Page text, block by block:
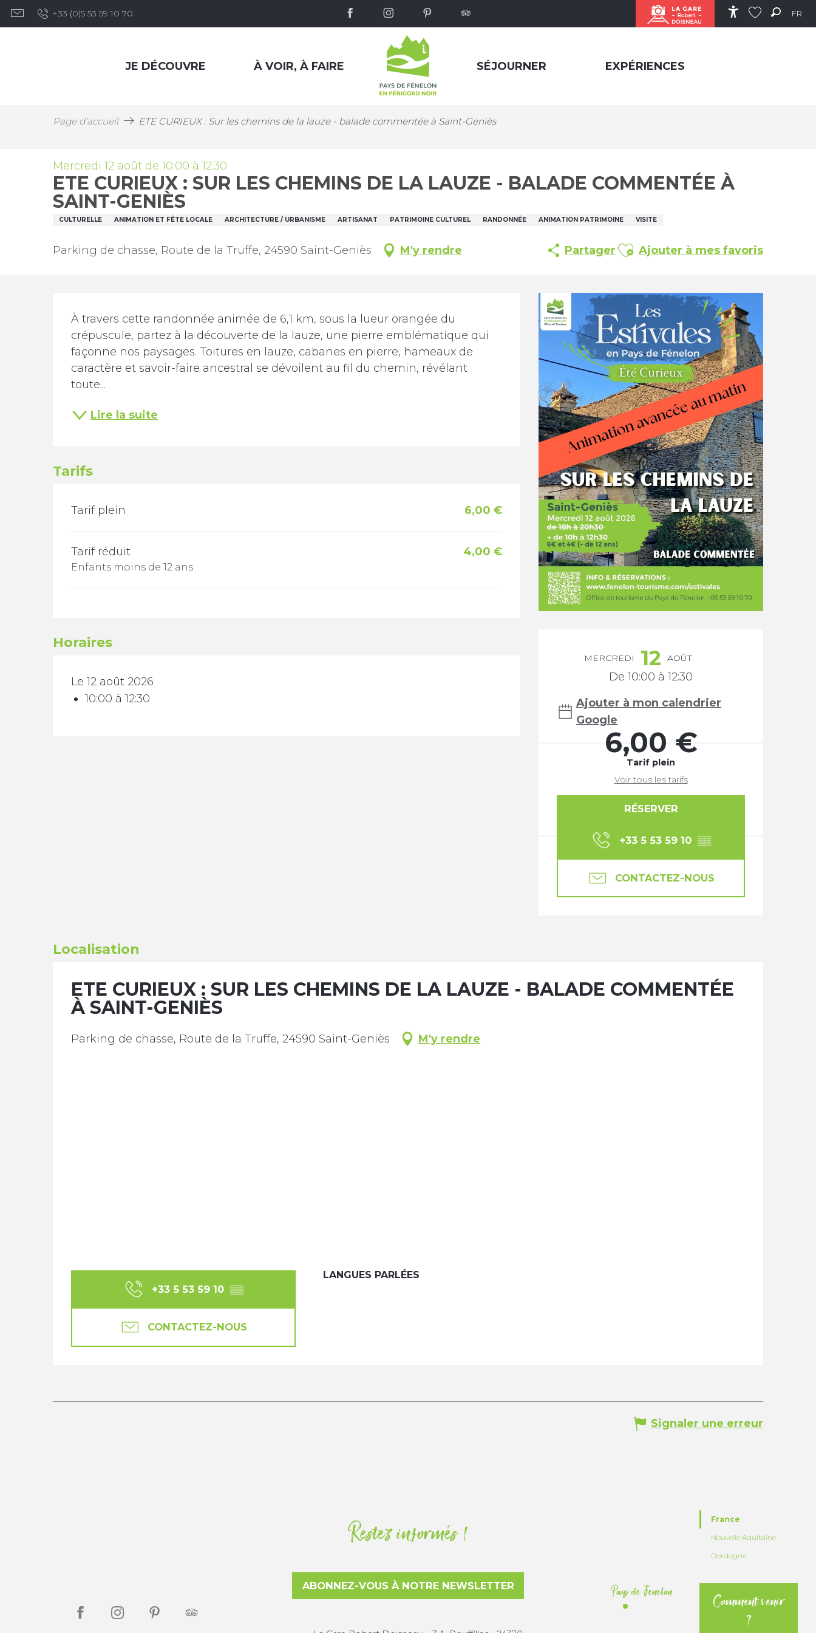
Aller
au
Accessibilité
FR
+33 (0)5 53 59 10 70
JE DÉCOUVRE À VOIR, À FAIRE SÉJOURNER EXPÉRIENCES
Page d’accueil ETE CURIEUX : Sur les chemins de la lauze - balade commentée à Saint-Geniès
Mercredi 12 août de 10:00 à 12:30
ETE CURIEUX : SUR LES CHEMINS DE LA LAUZE - BALADE COMMENTÉE À
SAINT-GENIÈS
CULTURELLE ANIMATION ET FÊTE LOCALE ARCHITECTURE / URBANISME ARTISANAT PATRIMOINE CULTUREL RANDONNÉE ANIMATION PATRIMOINE VISITE
Parking de chasse, Route de la Truffe, 24590 Saint-Geniès M'y rendre Partager Ajouter aux favoris
Ajouter à mes favoris
Ouverture et
MERCREDI 12 AOÛT
De 10:00 à 12:30
Ajouter à mon calendrier
Google
6,00 €
Tarif plein
Voir tous les tarifs
RÉSERVER
+33 5 53 59 10 ▒▒
CONTACTEZ-NOUS
Description
À travers cette randonnée animée de 6,1 km, sous la lueur orangée du
crépuscule, partez à la découverte de la lauze, une pierre emblématique qui
façonne nos paysages. Toitures en lauze, cabanes en pierre, hameaux de
caractère et savoir-faire ancestral se dévoilent au fil du chemin, révélant
toute...
Lire la suite
Tarifs
TARIFS 2026
Tarif plein 6,00 €
Tarif réduit
Enfants moins de 12 ans
4,00 €
Horaires
Le 12 août 2026
10:00 à 12:30
Localisation
ETE CURIEUX : SUR LES CHEMINS DE LA LAUZE - BALADE COMMENTÉE
À SAINT-GENIÈS
Parking de chasse, Route de la Truffe, 24590 Saint-Geniès M'y rendre
+33 5 53 59 10 ▒▒
CONTACTEZ-NOUS
LANGUES PARLÉES
LANGUES PARLÉES
Signaler une erreur
Restez informés !
ABONNEZ-VOUS À NOTRE NEWSLETTER Pays de Fenelon
France
Nouvelle Aquitaine
Dordogne
Comment venir
?